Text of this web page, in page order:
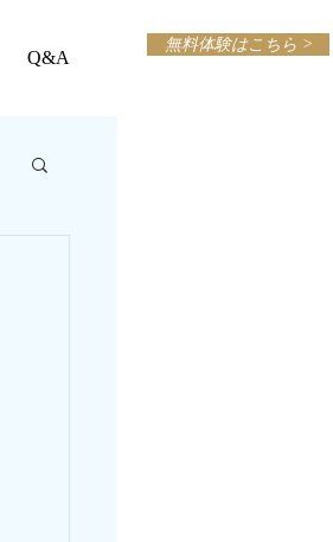
Q&A
無料体験はこちら >